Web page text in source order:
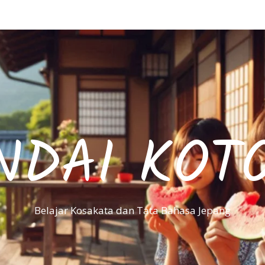
Belajar Kosakata dan Tata Bahasa Jepang